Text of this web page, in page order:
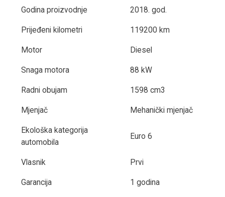
Godina proizvodnje 2018. god.
Prijeđeni kilometri 119200 km
Motor Diesel
Snaga motora 88 kW
Radni obujam 1598 cm3
Mjenjač Mehanički mjenjač
Ekološka kategorija
automobila
Euro 6
Vlasnik Prvi
Garancija 1 godina